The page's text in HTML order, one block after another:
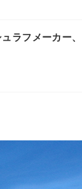
ラフメーカー